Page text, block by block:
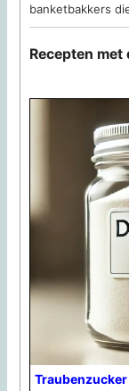
banketbakkers
Recepten met
Traubenzucker